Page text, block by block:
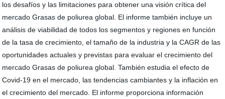
los desafíos y las limitaciones para obtener una visión crítica del
mercado Grasas de poliurea global. El informe también incluye un
análisis de viabilidad de todos los segmentos y regiones en función
de la tasa de crecimiento, el tamaño de la industria y la CAGR de las
oportunidades actuales y previstas para evaluar el crecimiento del
mercado Grasas de poliurea global. También estudia el efecto de
Covid-19 en el mercado, las tendencias cambiantes y la inflación en
el crecimiento del mercado. El informe proporciona información